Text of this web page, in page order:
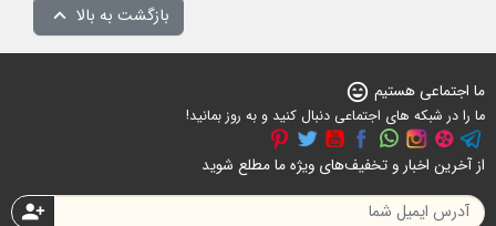
بازگشت به بالا 
ما اجتماعی هستیم sentiment_very_satisfied
ما را در شبکه های اجتماعی دنبال کنید و به روز بمانید!
از آخرین اخبار و تخفیف‌های ویژه ما مطلع شوید
person_add